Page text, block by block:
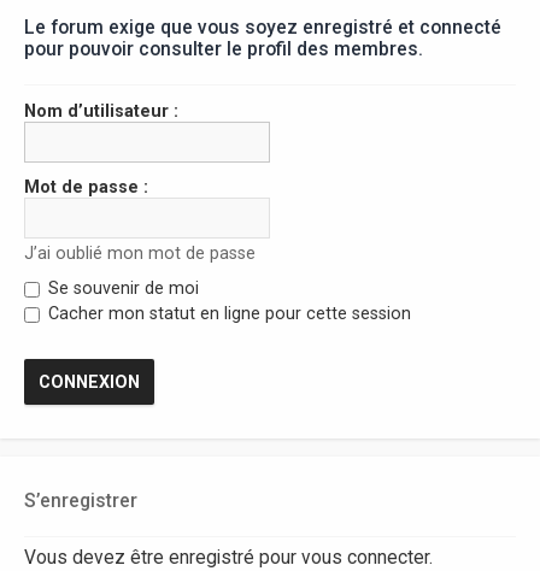
Le forum exige que vous soyez enregistré et connecté
pour pouvoir consulter le profil des membres.
Nom d’utilisateur :
Mot de passe :
J’ai oublié mon mot de passe
Se souvenir de moi
Cacher mon statut en ligne pour cette session
S’enregistrer
Vous devez être enregistré pour vous connecter.